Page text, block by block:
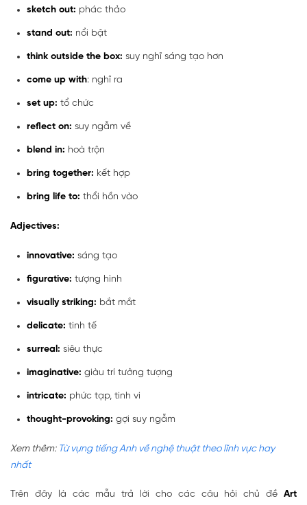
sketch out: phác thảo
stand out: nổi bật
think outside the box: suy nghĩ sáng tạo hơn
come up with: nghĩ ra
set up: tổ chức
reflect on: suy ngẫm về
blend in: hoà trộn
bring together: kết hợp
bring life to: thổi hồn vào
Adjectives:
innovative: sáng tạo
figurative: tượng hình
visually striking: bắt mắt
delicate: tinh tế
surreal: siêu thực
imaginative: giàu trí tưởng tượng
intricate: phức tạp, tinh vi
thought-provoking: gợi suy ngẫm
Xem thêm: Từ vựng tiếng Anh về nghệ thuật theo lĩnh vực hay
nhất
Trên đây là các mẫu trả lời cho các câu hỏi chủ đề Art